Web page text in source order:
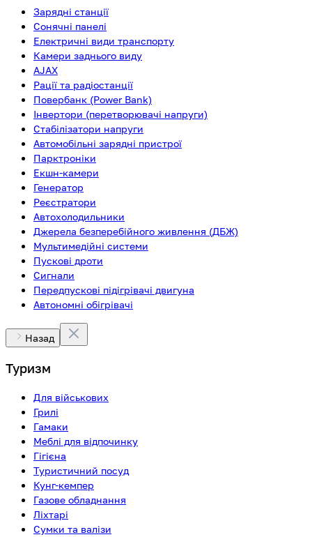
Зарядні станції
Сонячні панелі
Електричні види транспорту
Камери заднього виду
AJAX
Рації та радіостанції
Повербанк (Power Bank)
Інвертори (перетворювачі напруги)
Стабілізатори напруги
Автомобільні зарядні пристрої
Парктроніки
Екшн-камери
Генератор
Реєстратори
Автохолодильники
Джерела безперебійного живлення (ДБЖ)
Мультимедійні системи
Пускові дроти
Сигнали
Передпускові підігрівачі двигуна
Автономні обігрівачі
Назад
Туризм
Для військових
Грилі
Гамаки
Меблі для відпочинку
Гігієна
Туристичний посуд
Кунг-кемпер
Газове обладнання
Ліхтарі
Сумки та валізи